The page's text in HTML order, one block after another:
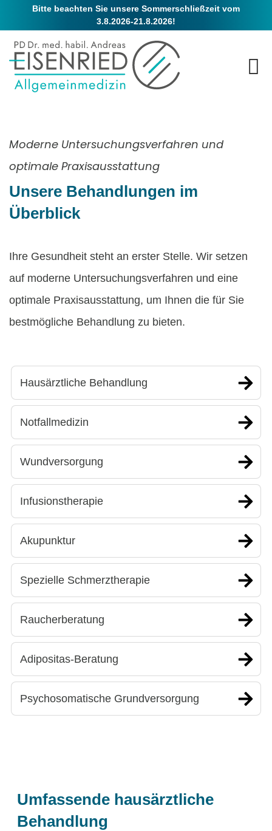
Bitte beachten Sie unsere Sommerschließzeit vom
3.8.2026-21.8.2026!
Moderne Untersuchungsverfahren und
optimale Praxisausstattung
Unsere Behandlungen im
Überblick
Ihre Gesundheit steht an erster Stelle. Wir setzen
auf moderne Untersuchungsverfahren und eine
optimale Praxisausstattung, um Ihnen die für Sie
bestmögliche Behandlung zu bieten.
Hausärztliche Behandlung
Notfallmedizin
Wundversorgung
Infusionstherapie
Akupunktur
Spezielle Schmerztherapie
Raucherberatung
Adipositas-Beratung
Psychosomatische Grundversorgung
Umfassende hausärztliche
Behandlung